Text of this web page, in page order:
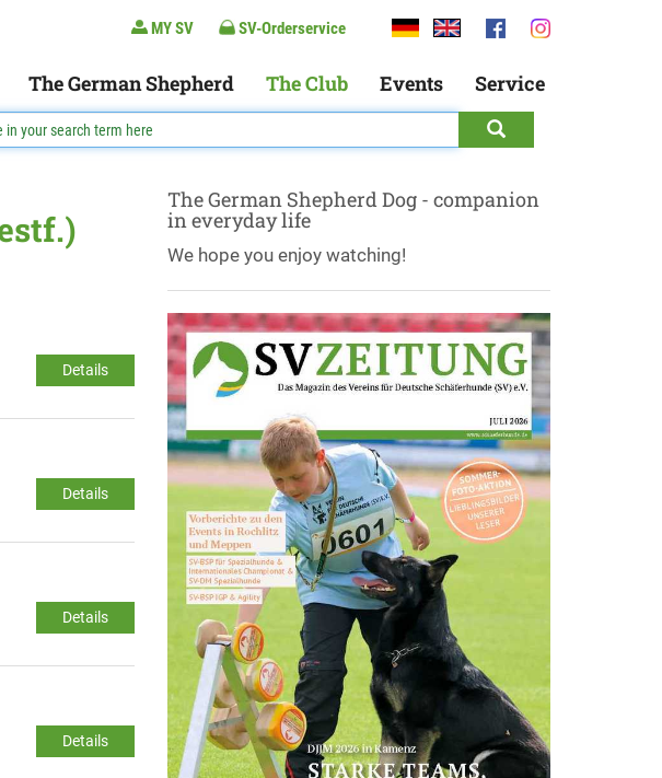
MY SV SV-Orderservice
The German Shepherd The Club Events Service
Details
Details
Details
Details
The German Shepherd Dog - companion
in everyday life
We hope you enjoy watching!